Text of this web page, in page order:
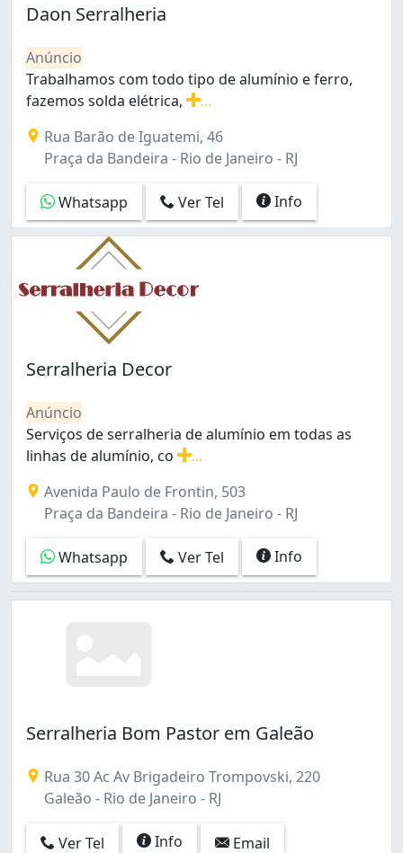
Cordovil (6)
Cosmos (3)
Costa Barros (2)
Curicica (7)
Del Castilho (2)
Encantado (6)
Engenheiro Leal (1)
Engenho Novo (2)
Engenho de Dentro (2)
Estácio (3)
Flamengo (1)
Freguesia (Ilha do Governador) (5)
Freguesia (Jacarepaguá) (4)
Galeão (2)
Gardênia Azul (6)
Grajaú (3)
Guaratiba (2)
Higienópolis (3)
Inhaúma (6)
Inhoaíba (3)
Itanhangá (7)
Jacarepaguá (12)
Jardim América (1)
Jardim Carioca (1)
Jardim Guanabara (1)
Mangueira (4)
Maracanã (2)
Marechal Hermes (4)
Maré (4)
Daon Serralheria
Anúncio
Trabalhamos com todo tipo de alumínio e ferro,
fazemos solda elétrica,
Rua Barão de Iguatemi, 46
Praça da Bandeira - Rio de Janeiro - RJ
Whatsapp Ver Tel Info
Serralheria Decor
Anúncio
Serviços de serralheria de alumínio em todas as
linhas de alumínio, co
Avenida Paulo de Frontin, 503
Praça da Bandeira - Rio de Janeiro - RJ
Whatsapp Ver Tel Info
Serralheria Bom Pastor em Galeão
Rua 30 Ac Av Brigadeiro Trompovski, 220
Galeão - Rio de Janeiro - RJ
Ver Tel Info Email